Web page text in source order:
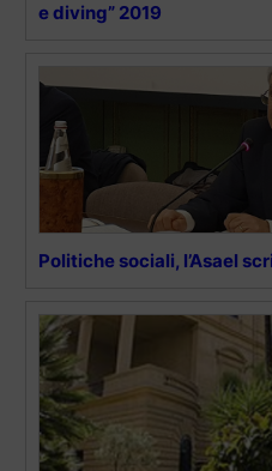
e diving” 2019
Politiche sociali, l’Asael